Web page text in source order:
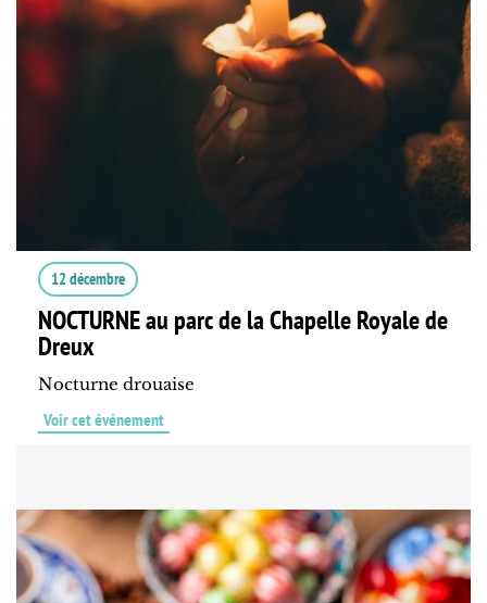
12 décembre
NOCTURNE au parc de la Chapelle Royale de
Dreux
Nocturne drouaise
Voir cet événement